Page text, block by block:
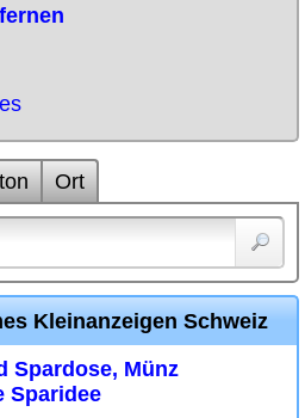
Ort
Kleinanzeigen Schweiz
Spardose, Münz
Sparidee